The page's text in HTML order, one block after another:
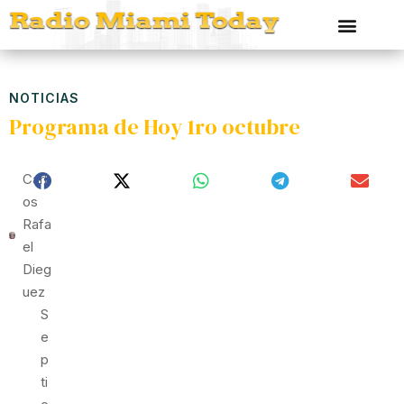
NOTICIAS
Programa de Hoy 1ro octubre
Carl
Os
Rafa
El
Dieg
Uez
S
E
P
Ti